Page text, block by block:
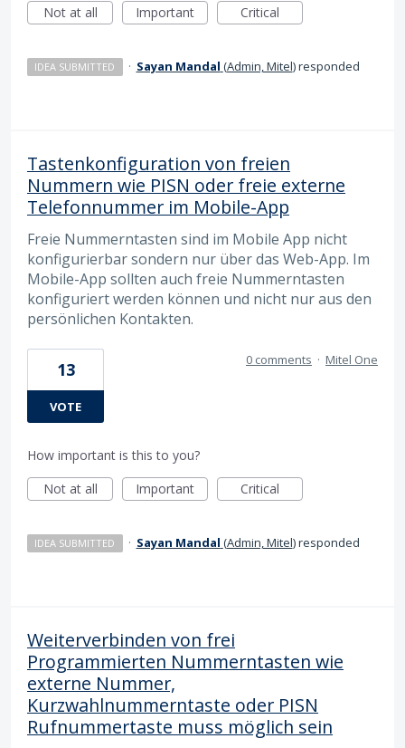
Not at all Important Critical
IDEA SUBMITTED · Sayan Mandal (Admin, Mitel)responded
Tastenkonfiguration von freien
Nummern wie PISN oder freie externe
Telefonnummer im Mobile-App
Freie Nummerntasten sind im Mobile App nicht
konfigurierbar sondern nur über das Web-App. Im
Mobile-App sollten auch freie Nummerntasten
konfiguriert werden können und nicht nur aus den
persönlichen Kontakten.
13
VOTE
0 comments · Mitel One
How important is this to you?
Not at all
Important Critical
IDEA SUBMITTED · Sayan Mandal (Admin, Mitel)responded
Weiterverbinden von frei
Programmierten Nummerntasten wie
externe Nummer,
Kurzwahlnummerntaste oder PISN
Rufnummertaste muss möglich sein